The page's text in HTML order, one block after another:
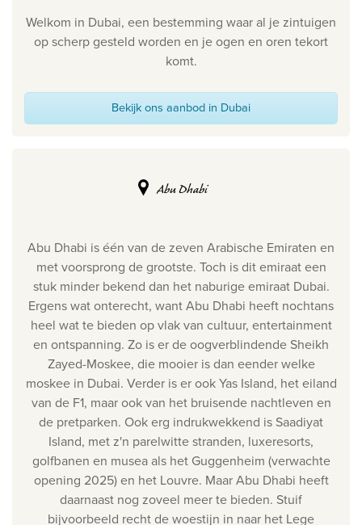
Welkom in Dubai, een bestemming waar al je zintuigen
op scherp gesteld worden en je ogen en oren tekort
komt.
Bekijk ons aanbod in Dubai
Abu Dhabi
Abu Dhabi is één van de zeven Arabische Emiraten en
met voorsprong de grootste. Toch is dit emiraat een
stuk minder bekend dan het naburige emiraat Dubai.
Ergens wat onterecht, want Abu Dhabi heeft nochtans
heel wat te bieden op vlak van cultuur, entertainment
en ontspanning. Zo is er de oogverblindende Sheikh
Zayed-Moskee, die mooier is dan eender welke
moskee in Dubai. Verder is er ook Yas Island, het eiland
van de F1, maar ook van het bruisende nachtleven en
de pretparken. Ook erg indrukwekkend is Saadiyat
Island, met z'n parelwitte stranden, luxeresorts,
golfbanen en musea als het Guggenheim (verwachte
opening 2025) en het Louvre. Maar Abu Dhabi heeft
daarnaast nog zoveel meer te bieden. Stuif
bijvoorbeeld recht de woestijn in naar het Lege